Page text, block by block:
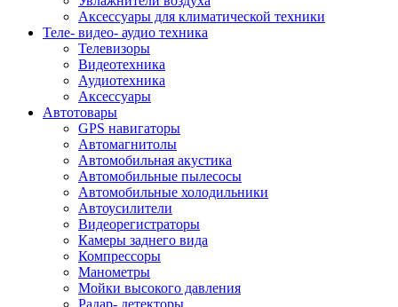
Аксессуары для климатической техники
Теле- видео- аудио техника
Телевизоры
Видеотехника
Аудиотехника
Аксессуары
Автотовары
GPS навигаторы
Автомагнитолы
Автомобильная акустика
Автомобильные пылесосы
Автомобильные холодильники
Автоусилители
Видеорегистраторы
Камеры заднего вида
Компрессоры
Манометры
Мойки высокого давления
Радар- детекторы